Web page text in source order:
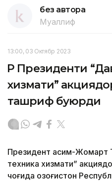
без автора
Муаллиф
13:00, 03 Октябр 2023
ҚР Президенти
хизмати”
ташриф буюрди
Президент Қасим-Жомарт
техника хизмати”
чоғида Қозоғистон